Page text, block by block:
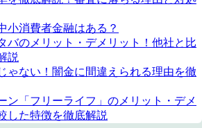
小消費者金融はある？
バのメリット・デメリット！他社と比
説
ゃない！闇金に間違えられる理由を徹
ン「フリーライフ」のメリット・デメ
した特徴を徹底解説